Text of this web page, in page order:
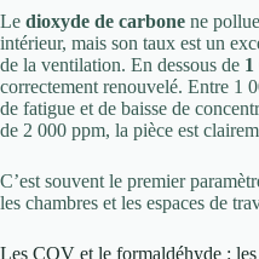
Le dioxyde de carbone ne
intérieur, mais son taux est un
de la ventilation. En dessous de 1
correctement renouvelé. Entre 1
de fatigue et de baisse de
de 2 000 ppm, la pièce est
C’est souvent le premier
les chambres et les espaces de
Les COV et le formaldéhyde :